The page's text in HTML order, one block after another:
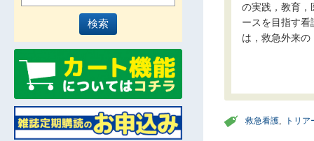
の実践，教育，
ースを目指す
は，救急外来
救急看護, トリア